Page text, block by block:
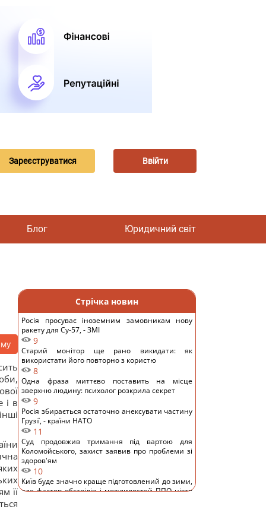
Зареєструватися Ввійти
Блог Юридичний світ
і в
її
Стрічка новин
Росія просуває іноземним замовникам нову
ракету для Су-57, - ЗМІ
9
Старий монітор ще рано викидати: як
використати його повторно з користю
8
Одна фраза миттєво поставить на місце
зверхню людину: психолог розкрила секрет
9
Росія збирається остаточно анексувати частину
Грузії, - країни НАТО
11
Суд продовжив тримання під вартою для
Коломойського, захист заявив про проблеми зі
здоров'ям
10
Київ буде значно краще підготовлений до зими,
але фактор обстрілів і можливостей ППО ніхто